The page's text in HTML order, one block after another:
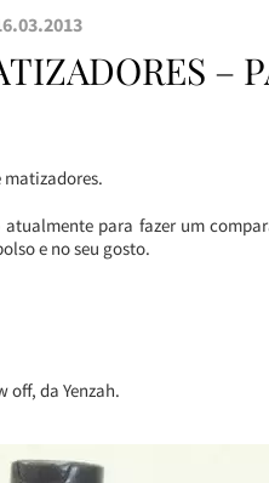
–
matizadores.
para fazer um
e no seu gosto.
off, da Yenzah.